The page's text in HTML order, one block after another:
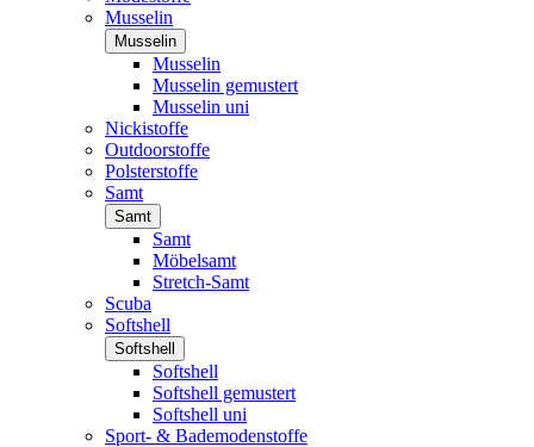
Musselin
Musselin
Musselin
Musselin gemustert
Musselin uni
Nickistoffe
Outdoorstoffe
Polsterstoffe
Samt
Samt
Samt
Möbelsamt
Stretch-Samt
Scuba
Softshell
Softshell
Softshell
Softshell gemustert
Softshell uni
Sport- & Bademodenstoffe